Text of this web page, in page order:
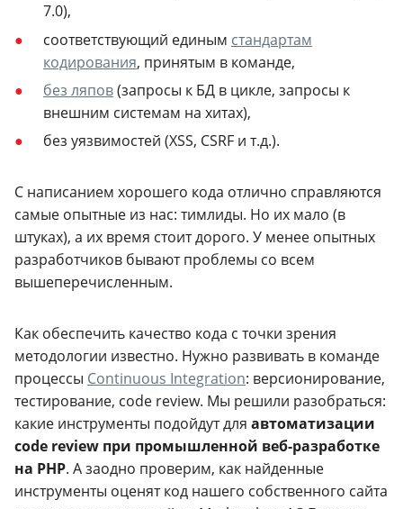
7.0),
соответствующий единым стандартам
кодирования, принятым в команде,
без ляпов(запросы к БД в цикле, запросы к
внешним системам на хитах),
без уязвимостей (XSS, CSRF и т.д.).
С написанием хорошего кода отлично справляются
самые опытные из нас: тимлиды. Но их мало (в
штуках), а их время стоит дорого. У менее опытных
разработчиков бывают проблемы со всем
вышеперечисленным.
Как обеспечить качество кода с точки зрения
методологии известно. Нужно развивать в команде
процессы Continuous Integration: версионирование,
тестирование, code review. Мы решили разобраться:
какие инструменты подойдут для автоматизации
code review при промышленной веб-разработке
на PHP. А заодно проверим, как найденные
инструменты оценят код нашего собственного сайта